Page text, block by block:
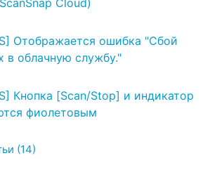
Cloud)
Отображается ошибка "Сбой
в облачную службу."
Кнопка [Scan/Stop] и индикатор
фиолетовым
(14)